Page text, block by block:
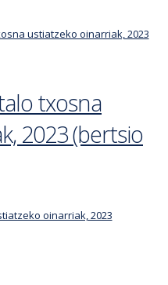
ustiatzeko oinarriak, 2023
txosna
2023 (bertsio
oinarriak, 2023